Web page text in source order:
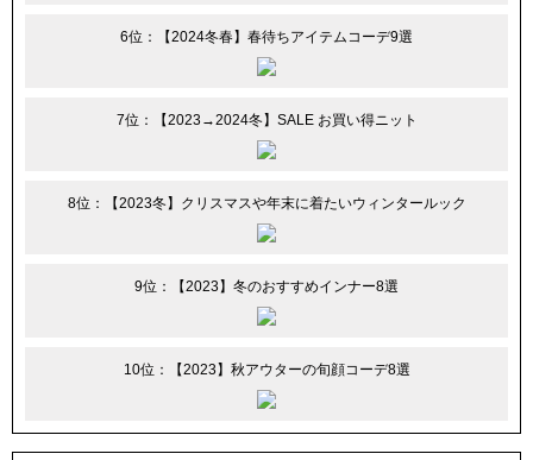
6位：【2024冬春】春待ちアイテムコーデ9選
7位：【2023→2024冬】SALE お買い得ニット
8位：【2023冬】クリスマスや年末に着たいウィンタールック
9位：【2023】冬のおすすめインナー8選
10位：【2023】秋アウターの旬顔コーデ8選